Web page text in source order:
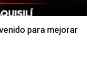
del Estadio de